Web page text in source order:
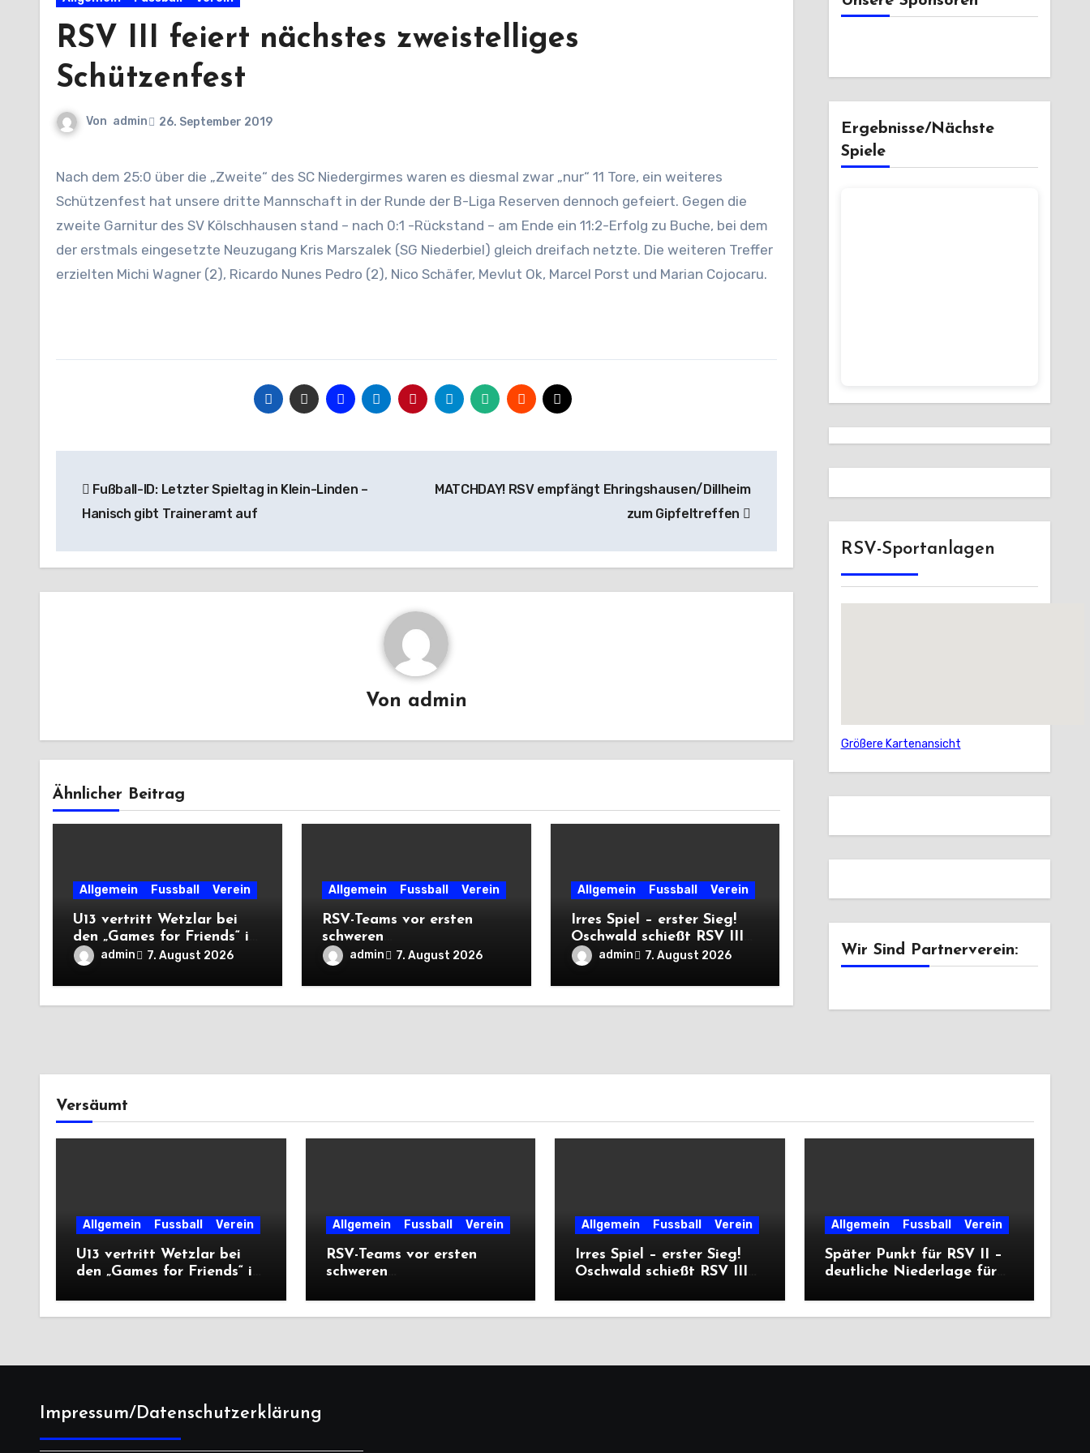
RSV III feiert nächstes zweistelliges
Schützenfest
Von admin 26. September 2019
Nach dem 25:0 über die „Zweite“ des SC Niedergirmes waren es diesmal zwar „nur“ 11 Tore, ein weiteres
Schützenfest hat unsere dritte Mannschaft in der Runde der B-Liga Reserven dennoch gefeiert. Gegen die
zweite Garnitur des SV Kölschhausen stand – nach 0:1 -Rückstand – am Ende ein 11:2-Erfolg zu Buche, bei dem
der erstmals eingesetzte Neuzugang Kris Marszalek (SG Niederbiel) gleich dreifach netzte. Die weiteren Treffer
erzielten Michi Wagner (2), Ricardo Nunes Pedro (2), Nico Schäfer, Mevlut Ok, Marcel Porst und Marian Cojocaru.
Fußball-ID: Letzter Spieltag in Klein-Linden –
Hanisch gibt Traineramt auf
MATCHDAY! RSV empfängt Ehringshausen/Dillheim
zum Gipfeltreffen
Von admin
Ähnlicher Beitrag
Allgemein Fussball Verein
U13 vertritt Wetzlar bei
den „Games for Friends“ in
Tschechien
admin 7. August 2026
Allgemein Fussball Verein
RSV-Teams vor ersten
schweren
Auswärtsprüfungen der
Saison
admin 7. August 2026
Allgemein Fussball Verein
Irres Spiel – erster Sieg!
Oschwald schießt RSV III
mit Viererpack zu
Premiere
admin 7. August 2026
Ergebnisse/Nächste
Spiele
RSV-Sportanlagen
Größere Kartenansicht
Wir Sind Partnerverein:
Versäumt
Allgemein Fussball Verein
U13 vertritt Wetzlar bei
den „Games for Friends“ in
Allgemein Fussball Verein
RSV-Teams vor ersten
schweren
Saison
Allgemein Fussball Verein
Irres Spiel – erster Sieg!
Oschwald schießt RSV III
Premiere
Allgemein Fussball Verein
Später Punkt für RSV II –
deutliche Niederlage für
Impressum/Datenschutzerklärung